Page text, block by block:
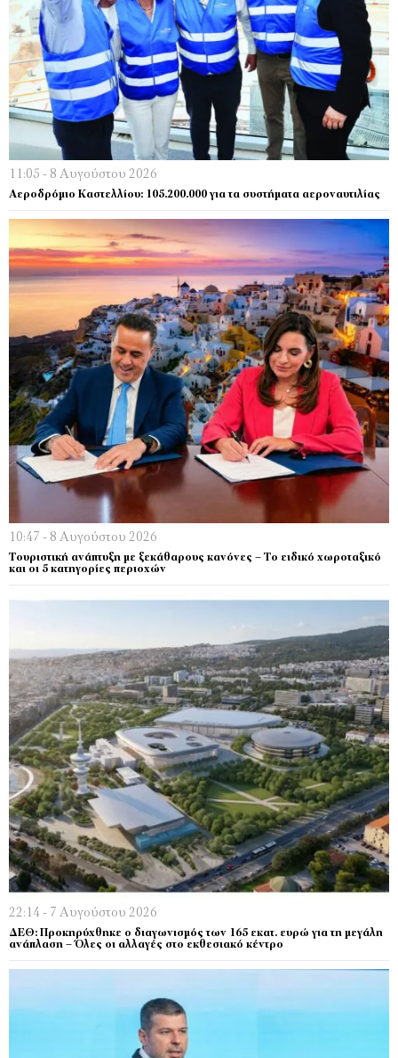
11:05 - 8 Αυγούστου 2026
Αεροδρόμιο Καστελλίου: 105.200.000 για τα συστήματα αεροναυτιλίας
10:47 - 8 Αυγούστου 2026
Τουριστική ανάπτυξη με ξεκάθαρους κανόνες – Το ειδικό χωροταξικό
και οι 5 κατηγορίες περιοχών
22:14 - 7 Αυγούστου 2026
ΔΕΘ: Προκηρύχθηκε ο διαγωνισμός των 165 εκατ. ευρώ για τη μεγάλη
ανάπλαση – Όλες οι αλλαγές στο εκθεσιακό κέντρο